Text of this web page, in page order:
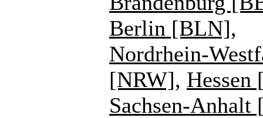
Berlin [BLN],
Nordrhein-
[NRW], Hessen
Sachsen-Anhalt